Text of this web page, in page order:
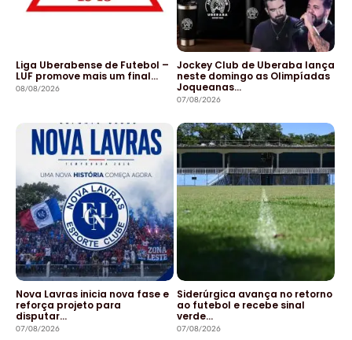
Liga Uberabense de Futebol –
LUF promove mais um final…
08/08/2026
Jockey Club de Uberaba lança
neste domingo as Olimpíadas
Joqueanas…
07/08/2026
Nova Lavras inicia nova fase e
reforça projeto para
disputar…
07/08/2026
Siderúrgica avança no retorno
ao futebol e recebe sinal
verde…
07/08/2026